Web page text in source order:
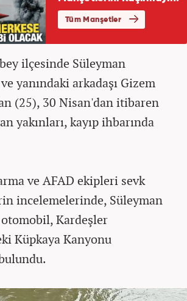
ilçesinde Süleyman
yanındaki arkadaşı Gizem
(25), 30 Nisan'dan itibaren
yakınları, kayıp ihbarında
ve AFAD ekipleri sevk
incelemelerinde, Süleyman
Kardeşler
Küpkaya Kanyonu